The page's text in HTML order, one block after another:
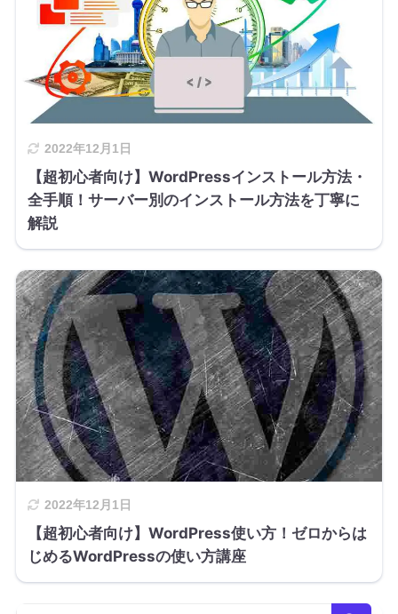
2022年12月1日
【超初心者向け】WordPressインストール方法・
全手順！サーバー別のインストール方法を丁寧に
解説
2022年12月1日
【超初心者向け】WordPress使い方！ゼロからは
じめるWordPressの使い方講座